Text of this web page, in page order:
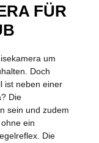
FÜR
um
Doch
ist neben einer
Die
sein und zudem
ein
Die